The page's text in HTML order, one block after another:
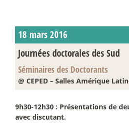
18 mars 2016
Journées doctorales des Sud
Séminaires des Doctorants
@ CEPED – Salles Amérique
9h30-12h30 : Présentations de
avec discutant.